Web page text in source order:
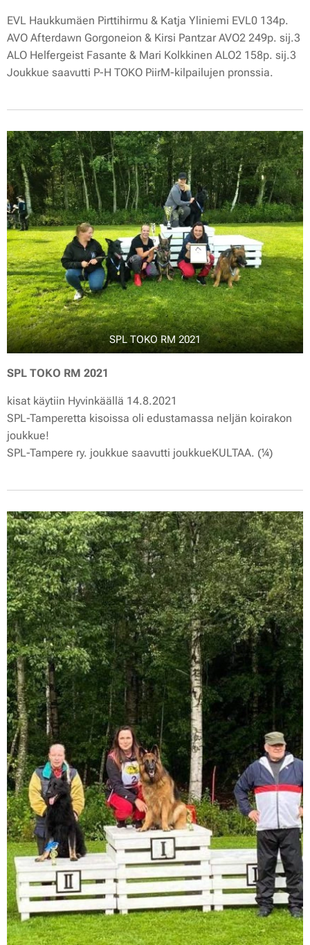
EVL Haukkumäen Pirttihirmu & Katja Yliniemi EVL0 134p.
AVO Afterdawn Gorgoneion & Kirsi Pantzar AVO2 249p. sij.3
ALO Helfergeist Fasante & Mari Kolkkinen ALO2 158p. sij.3
Joukkue saavutti P-H TOKO PiirM-kilpailujen pronssia.
SPL TOKO RM 2021
SPL TOKO RM 2021
kisat käytiin Hyvinkäällä 14.8.2021
SPL-Tamperetta kisoissa oli edustamassa neljän koirakon
joukkue!
SPL-Tampere ry. joukkue saavutti joukkueKULTAA. (¼)